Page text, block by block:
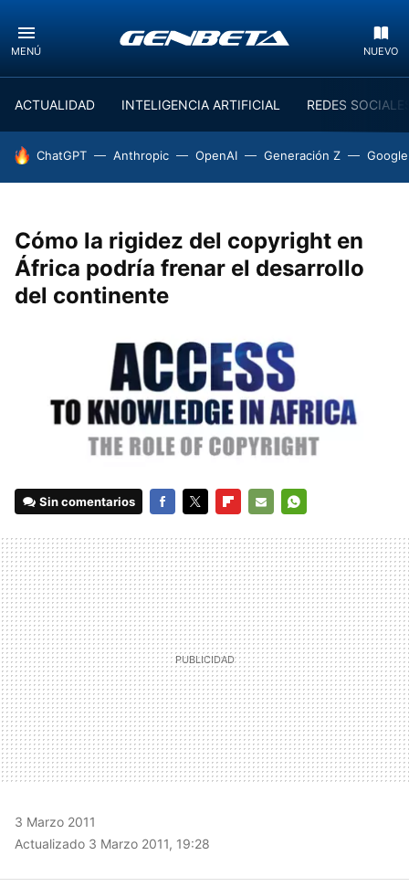
MENÚ NUEVO
ACTUALIDAD INTELIGENCIA ARTIFICIAL REDES
HOY SE HABLA DE
ChatGPT Anthropic OpenAI Generación Z
Cómo la rigidez del copyright en
África podría frenar el desarrollo
del continente
Sin comentarios
MAIL
3 Marzo 2011
Actualizado 3 Marzo 2011, 19:28